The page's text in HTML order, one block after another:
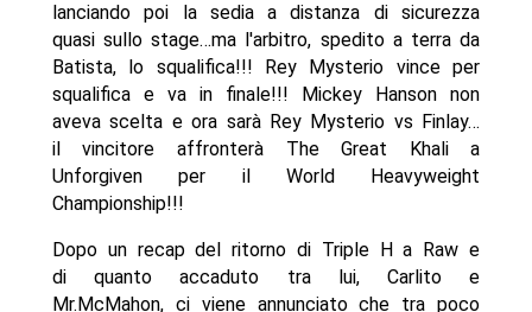
lanciando poi la sedia a distanza di sicurezza
quasi sullo stage…ma l'arbitro, spedito a terra da
Batista, lo squalifica!!! Rey Mysterio vince per
squalifica e va in finale!!! Mickey Hanson non
aveva scelta e ora sarà Rey Mysterio vs Finlay…
il vincitore affronterà The Great Khali a
Unforgiven per il World Heavyweight
Championship!!!
Dopo un recap del ritorno di Triple H a Raw e
di quanto accaduto tra lui, Carlito e
Mr.McMahon, ci viene annunciato che tra poco